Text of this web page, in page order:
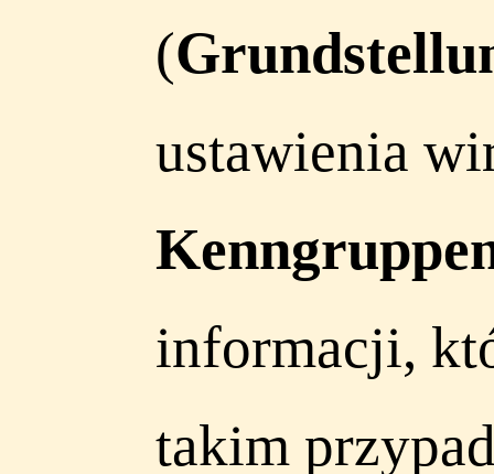
(
ustawienia
informacji,
takim